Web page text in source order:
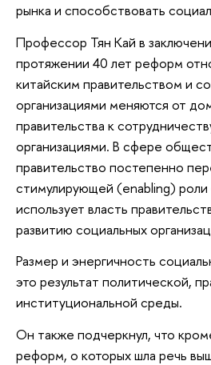
рынка и способствовать
Профессор Тян Кай в
протяжении 40 лет реформ
китайским правительством и
организациями меняются от
правительства к
организациями. В сфере
правительство постепенно
стимулирующей (enabling)
использует власть
развитию социальных
Размер и энергичность
это результат политической,
институциональной среды.
Он также подчеркнул, что
реформ, о которых шла речь